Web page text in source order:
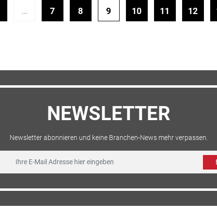
… 7 8 9 10 11 12
NEWSLETTER
Newsletter abonnieren und keine Branchen-News mehr verpassen.